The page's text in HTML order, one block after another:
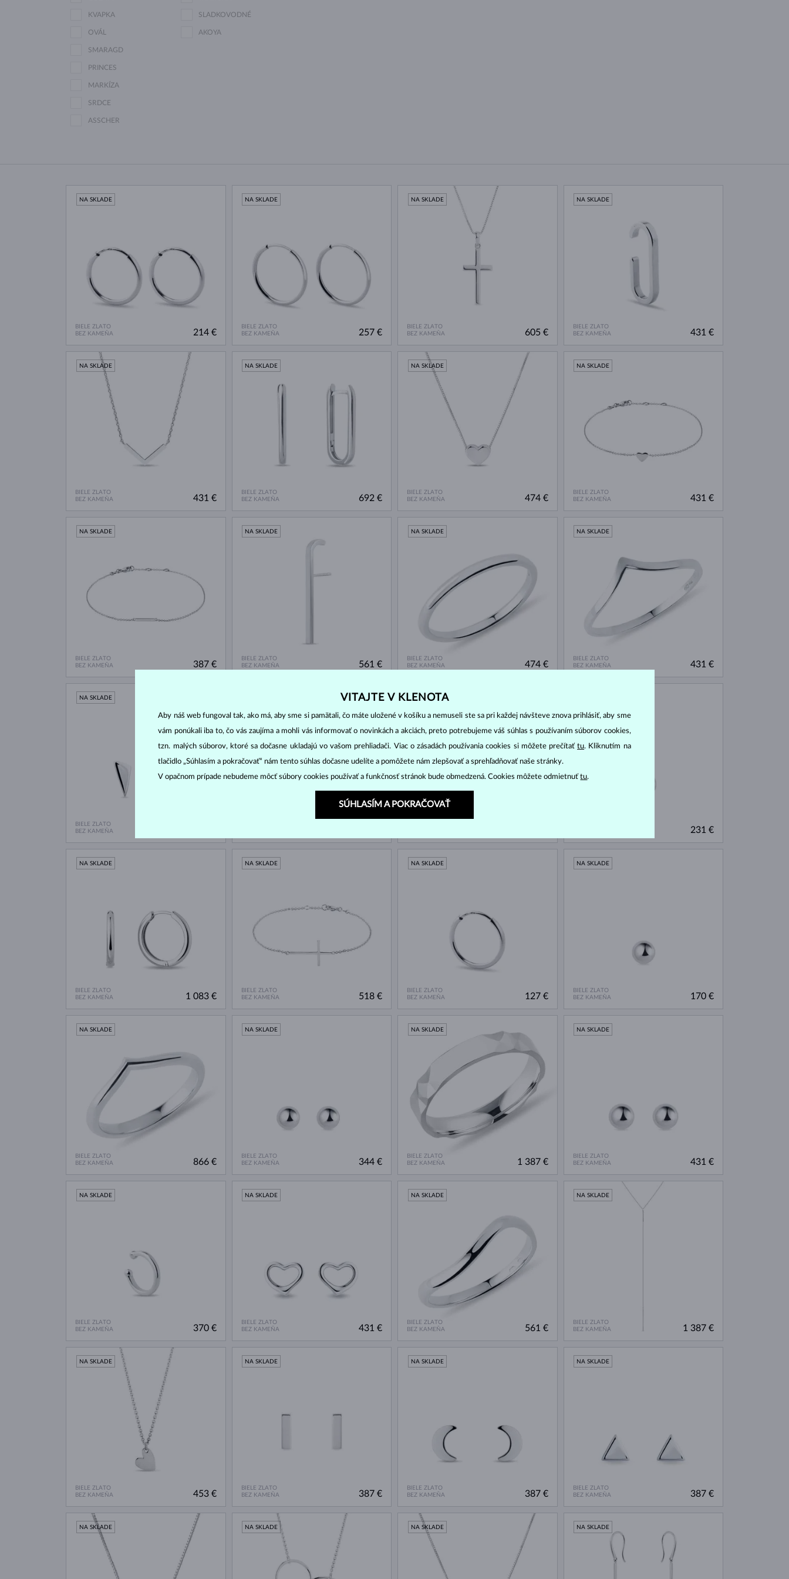
KVAPKA
OVÁL
SMARAGD
PRINCES
MARKÍZA
SRDCE
ASSCHER
SLADKOVODNÉ
AKOYA
BIELE ZLATO
BEZ KAMEŇA
NA SKLADE
214 €
BIELE ZLATO
BEZ KAMEŇA
NA SKLADE
257 €
BIELE ZLATO
BEZ KAMEŇA
NA SKLADE
605 €
BIELE ZLATO
BEZ KAMEŇA
NA SKLADE
431 €
BIELE ZLATO
BEZ KAMEŇA
NA SKLADE
431 €
BIELE ZLATO
BEZ KAMEŇA
NA SKLADE
692 €
BIELE ZLATO
BEZ KAMEŇA
NA SKLADE
474 €
BIELE ZLATO
BEZ KAMEŇA
NA SKLADE
431 €
BIELE ZLATO
BEZ KAMEŇA
NA SKLADE
387 €
BIELE ZLATO
BEZ KAMEŇA
NA SKLADE
561 €
BIELE ZLATO
BEZ KAMEŇA
NA SKLADE
474 €
BIELE ZLATO
BEZ KAMEŇA
NA SKLADE
431 €
BIELE ZLATO
BEZ KAMEŇA
NA SKLADE NA SKLADE
231 €
BIELE ZLATO
BEZ KAMEŇA
NA SKLADE
1 083 €
BIELE ZLATO
BEZ KAMEŇA
NA SKLADE
518 €
BIELE ZLATO
BEZ KAMEŇA
NA SKLADE
127 €
BIELE ZLATO
BEZ KAMEŇA
NA SKLADE
170 €
BIELE ZLATO
BEZ KAMEŇA
NA SKLADE
866 €
BIELE ZLATO
BEZ KAMEŇA
NA SKLADE
344 €
BIELE ZLATO
BEZ KAMEŇA
NA SKLADE
1 387 €
BIELE ZLATO
BEZ KAMEŇA
NA SKLADE
431 €
BIELE ZLATO
BEZ KAMEŇA
NA SKLADE
370 €
BIELE ZLATO
BEZ KAMEŇA
NA SKLADE
431 €
BIELE ZLATO
BEZ KAMEŇA
NA SKLADE
561 €
BIELE ZLATO
BEZ KAMEŇA
NA SKLADE
1 387 €
BIELE ZLATO
BEZ KAMEŇA
NA SKLADE
453 €
BIELE ZLATO
BEZ KAMEŇA
NA SKLADE
387 €
BIELE ZLATO
BEZ KAMEŇA
NA SKLADE
387 €
BIELE ZLATO
BEZ KAMEŇA
NA SKLADE
387 €
NA SKLADE NA SKLADE NA SKLADE NA SKLADE
VITAJTE V KLENOTA
Aby náš web fungoval tak, ako má, aby sme si pamätali, čo máte uložené v košíku a nemuseli ste sa pri každej návšteve znova prihlásiť, aby sme
vám ponúkali iba to, čo vás zaujíma a mohli vás informovať o novinkách a akciách, preto potrebujeme váš súhlas s používaním súborov cookies,
tzn. malých súborov, ktoré sa dočasne ukladajú vo vašom prehliadači. Viac o zásadách používania cookies si môžete prečítaťtu. Kliknutím na
tlačidlo „Súhlasím a pokračovať“ nám tento súhlas dočasne udelíte a pomôžete nám zlepšovať a sprehľadňovať naše stránky.
V opačnom prípade nebudeme môcť súbory cookies používať a funkčnosť stránok bude obmedzená. Cookies môžete odmietnuťtu.
SÚHLASÍM A POKRAČOVAŤ